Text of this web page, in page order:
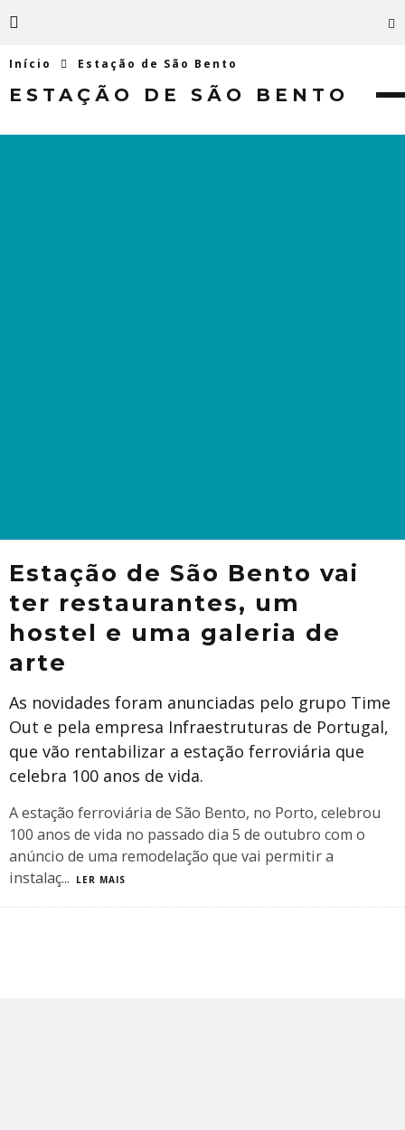
Início Estação de São Bento
ESTAÇÃO DE SÃO BENTO
Estação de São Bento vai
ter restaurantes, um
hostel e uma galeria de
arte
As novidades foram anunciadas pelo grupo Time
Out e pela empresa Infraestruturas de Portugal,
que vão rentabilizar a estação ferroviária que
celebra 100 anos de vida.
A estação ferroviária de São Bento, no Porto, celebrou
100 anos de vida no passado dia 5 de outubro com o
anúncio de uma remodelação que vai permitir a
instalaç... LER MAIS